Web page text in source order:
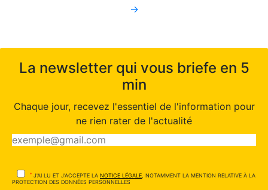
→
La newsletter qui vous briefe en 5
min
Chaque jour, recevez l'essentiel de l'information pour
ne rien rater de l'actualité
* J'AI LU ET J'ACCEPTE LA NOTICE LÉGALE , NOTAMMENT LA MENTION RELATIVE À LA
PROTECTION DES DONNÉES PERSONNELLES